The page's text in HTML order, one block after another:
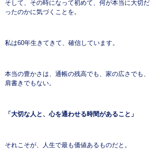
そして、その時になって初めて、何が本当に大切だ
ったのかに気づくことを。
私は60年生きてきて、確信しています。
本当の豊かさは、通帳の残高でも、家の広さでも、
肩書きでもない。
「大切な人と、心を通わせる時間があること」
それこそが、人生で最も価値あるものだと。